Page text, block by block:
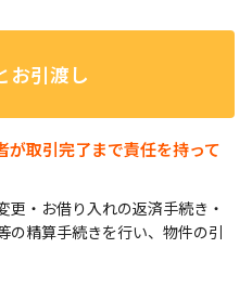
お引渡し
が取引完了まで責任を持って
更・お借り入れの返済手続き・
の精算手続きを行い、物件の引